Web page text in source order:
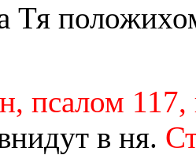
Тя
псалом 117,
в ня.